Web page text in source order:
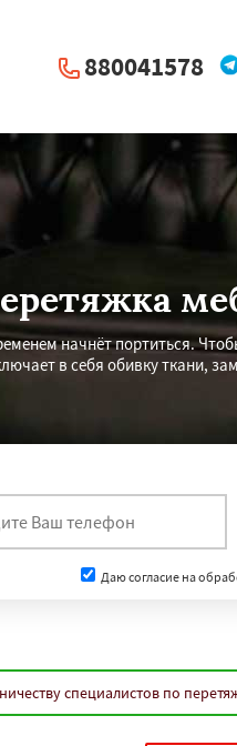
880041578
начнёт портиться.
в себя обивку ткани,
Даю согласие на
специалистов по